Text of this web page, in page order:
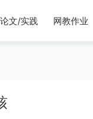
论文/实践 网教作业